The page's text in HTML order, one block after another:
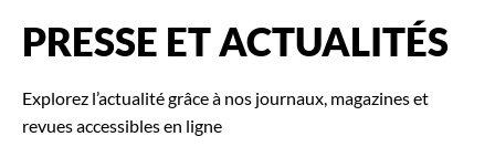
PRESSE ET ACTUALITÉS
Explorez l’actualité grâce à nos journaux, magazines et
revues accessibles en ligne